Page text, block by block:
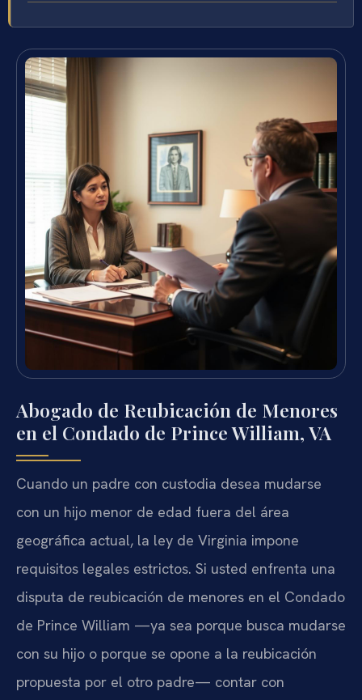
Abogado de Reubicación de Menores
en el Condado de Prince William, VA
Cuando un padre con custodia desea mudarse
con un hijo menor de edad fuera del área
geográfica actual, la ley de Virginia impone
requisitos legales estrictos. Si usted enfrenta una
disputa de reubicación de menores en el Condado
de Prince William —ya sea porque busca mudarse
con su hijo o porque se opone a la reubicación
propuesta por el otro padre— contar con